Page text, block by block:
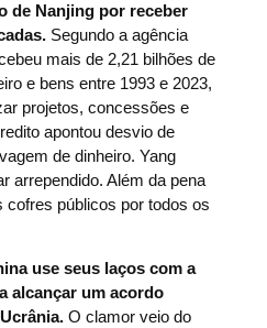
de Nanjing por receber
Segundo a agência
mais de 2,21 bilhões de
e bens entre 1993 e 2023,
projetos, concessões e
apontou desvio de
de dinheiro. Yang
arrependido. Além da pena
cofres públicos por todos os
use seus laços com a
alcançar um acordo
O clamor veio do